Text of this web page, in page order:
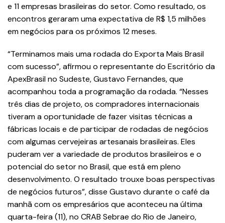
e 11 empresas brasileiras do setor. Como resultado, os
encontros geraram uma expectativa de R$ 1,5 milhões
em negócios para os próximos 12 meses.
“Terminamos mais uma rodada do Exporta Mais Brasil
com sucesso”, afirmou o representante do Escritório da
ApexBrasil no Sudeste, Gustavo Fernandes, que
acompanhou toda a programação da rodada. “Nesses
três dias de projeto, os compradores internacionais
tiveram a oportunidade de fazer visitas técnicas a
fábricas locais e de participar de rodadas de negócios
com algumas cervejeiras artesanais brasileiras. Eles
puderam ver a variedade de produtos brasileiros e o
potencial do setor no Brasil, que está em pleno
desenvolvimento. O resultado trouxe boas perspectivas
de negócios futuros”, disse Gustavo durante o café da
manhã com os empresários que aconteceu na última
quarta-feira (11), no CRAB Sebrae do Rio de Janeiro,